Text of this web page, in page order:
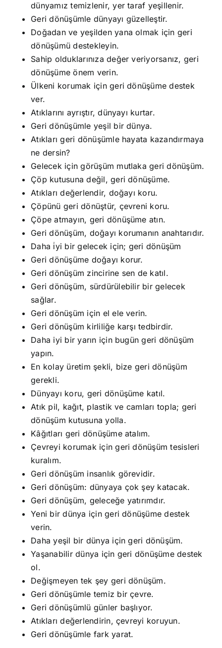
dünyamız temizlenir, yer taraf yeşillenir.
Geri dönüşümle dünyayı güzelleştir.
Doğadan ve yeşilden yana olmak için geri
dönüşümü destekleyin.
Sahip olduklarınıza değer veriyorsanız, geri
dönüşüme önem verin.
Ülkeni korumak için geri dönüşüme destek
ver.
Atıklarını ayrıştır, dünyayı kurtar.
Geri dönüşümle yeşil bir dünya.
Atıkları geri dönüşümle hayata kazandırmaya
ne dersin?
Gelecek için görüşüm mutlaka geri dönüşüm.
Çöp kutusuna değil, geri dönüşüme.
Atıkları değerlendir, doğayı koru.
Çöpünü geri dönüştür, çevreni koru.
Çöpe atmayın, geri dönüşüme atın.
Geri dönüşüm, doğayı korumanın anahtarıdır.
Daha i̇yi bir gelecek için; geri dönüşüm
Geri dönüşüme doğayı korur.
Geri dönüşüm zincirine sen de katıl.
Geri dönüşüm, sürdürülebilir bir gelecek
sağlar.
Geri dönüşüm için el ele verin.
Geri dönüşüm kirliliğe karşı tedbirdir.
Daha iyi bir yarın için bugün geri dönüşüm
yapın.
En kolay üretim şekli, bize geri dönüşüm
gerekli.
Dünyayı koru, geri dönüşüme katıl.
Atık pil, kağıt, plastik ve camları topla; geri
dönüşüm kutusuna yolla.
Kâğıtları geri dönüşüme atalım.
Çevreyi korumak için geri dönüşüm tesisleri
kuralım.
Geri dönüşüm insanlık görevidir.
Geri dönüşüm: dünyaya çok şey katacak.
Geri dönüşüm, geleceğe yatırımdır.
Yeni bir dünya için geri dönüşüme destek
verin.
Daha yeşil bir dünya için geri dönüşüm.
Yaşanabilir dünya için geri dönüşüme destek
ol.
Değişmeyen tek şey geri dönüşüm.
Geri dönüşümle temiz bir çevre.
Geri dönüşümlü günler başlıyor.
Atıkları değerlendirin, çevreyi koruyun.
Geri dönüşümle fark yarat.